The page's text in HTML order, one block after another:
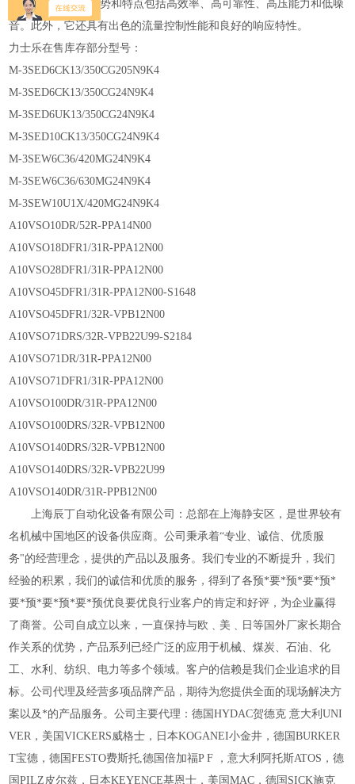
rexroth 柱塞泵的优势和特点包括高效率、高可靠性、高压能力和低噪
音。此外，它还具有出色的流量控制性能和良好的响应特性。
力士乐在售库存部分型号：
M-3SED6CK13/350CG205N9K4
M-3SED6CK13/350CG24N9K4
M-3SED6UK13/350CG24N9K4
M-3SED10CK13/350CG24N9K4
M-3SEW6C36/420MG24N9K4
M-3SEW6C36/630MG24N9K4
M-3SEW10U1X/420MG24N9K4
A10VSO10DR/52R-PPA14N00
A10VSO18DFR1/31R-PPA12N00
A10VSO28DFR1/31R-PPA12N00
A10VSO45DFR1/31R-PPA12N00-S1648
A10VSO45DFR1/32R-VPB12N00
A10VSO71DRS/32R-VPB22U99-S2184
A10VSO71DR/31R-PPA12N00
A10VSO71DFR1/31R-PPA12N00
A10VSO100DR/31R-PPA12N00
A10VSO100DRS/32R-VPB12N00
A10VSO140DRS/32R-VPB12N00
A10VSO140DRS/32R-VPB22U99
A10VSO140DR/31R-PPB12N00
上海辰丁自动化设备有限公司：总部在上海静安区，是世界较有
名机械中国地区的设备供应商。公司秉承着“专业、诚信、优质服
务"的经营理念，提供的产品以及服务。我们专业的不断提升，我们
经验的积累，我们的诚信和优质的服务，得到 了各预*要*预*要*预*
要*预*要*预*要*预优良要优良行业客户的肯定和好评，为企业赢得
了商誉。公司自成立以来，一直保持与欧﹑美﹑日等国外厂家长期合
作关系的优势，产品系列已经广泛的应用于机械、煤炭、石油、化
工、水利、纺织、电力等多个领域。客户的信赖是我们企业追求的目
标。公司代理及经营多项品牌产品，期待为您提供全面的现场解决方
案以及*的产品服务。公司主要代理：德国HYDAC贺德克 意大利UNI
VER，美国VICKERS威格士，日本KOGANEI小金井，德国BURKER
T宝德，德国FESTO费斯托,德国倍加福P F ，意大利阿托斯ATOS，德
国PILZ皮尔兹，日本KEYENCE基恩士，美国MAC，德国SICK施克